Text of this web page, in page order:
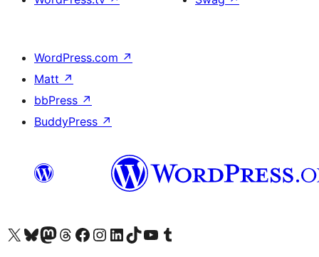
WordPress.com ↗
Matt ↗
bbPress ↗
BuddyPress ↗
Visit our X (formerly Twitter) account
Apsilankykite mūsų Bluesky paskyroje
Visit our Mastodon account
Apsilankykite mūsų Threads paskyroje
Visit our Facebook page
Visit our Instagram account
Visit our LinkedIn account
Apsilankykite mūsų TikTok paskyroje
Visit our YouTube channel
Apsilankykite mūsų Tumblr paskyroje